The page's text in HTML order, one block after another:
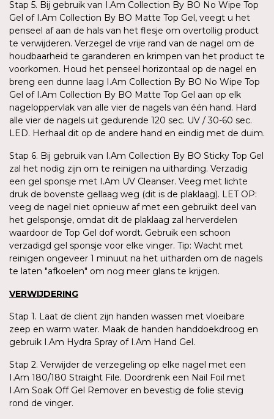
Stap 5. Bij gebruik van I.Am Collection By BO No Wipe Top
Gel of I.Am Collection By BO Matte Top Gel, veegt u het
penseel af aan de hals van het flesje om overtollig product
te verwijderen. Verzegel de vrije rand van de nagel om de
houdbaarheid te garanderen en krimpen van het product te
voorkomen. Houd het penseel horizontaal op de nagel en
breng een dunne laag I.Am Collection By BO No Wipe Top
Gel of I.Am Collection By BO Matte Top Gel aan op elk
nageloppervlak van alle vier de nagels van één hand. Hard
alle vier de nagels uit gedurende 120 sec. UV / 30-60 sec.
LED. Herhaal dit op de andere hand en eindig met de duim.
Stap 6. Bij gebruik van I.Am Collection By BO Sticky Top Gel
zal het nodig zijn om te reinigen na uitharding. Verzadig
een gel sponsje met I.Am UV Cleanser. Veeg met lichte
druk de bovenste gellaag weg (dit is de plaklaag). LET OP:
veeg de nagel niet opnieuw af met een gebruikt deel van
het gelsponsje, omdat dit de plaklaag zal herverdelen
waardoor de Top Gel dof wordt. Gebruik een schoon
verzadigd gel sponsje voor elke vinger. Tip: Wacht met
reinigen ongeveer 1 minuut na het uitharden om de nagels
te laten "afkoelen" om nog meer glans te krijgen.
VERWIJDERING
Stap 1. Laat de cliënt zijn handen wassen met vloeibare
zeep en warm water. Maak de handen handdoekdroog en
gebruik I.Am Hydra Spray of I.Am Hand Gel.
Stap 2. Verwijder de verzegeling op elke nagel met een
I.Am 180/180 Straight File. Doordrenk een Nail Foil met
I.Am Soak Off Gel Remover en bevestig de folie stevig
rond de vinger.